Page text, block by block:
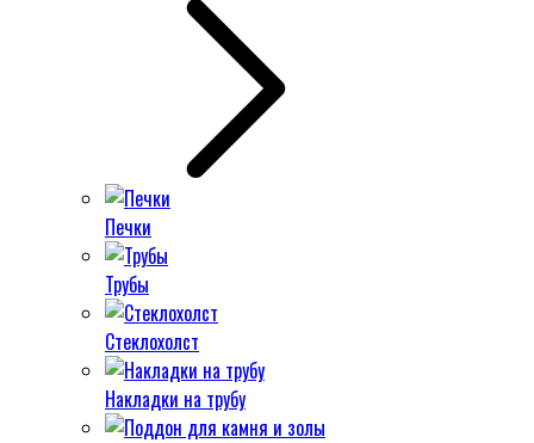
Печки
Трубы
Стеклохолст
Накладки на трубу